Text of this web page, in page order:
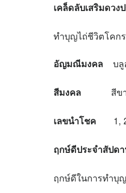
เคล็ดลับเสริมดวง
ทำบุญไถ่ชีวิตโคก
อัญมณีมงคล บลู
สีมงคล สีขา
เลขนำโชค 1,
ฤกษ์ดีประจำสัปด
ฤกษ์ดีในการทำ